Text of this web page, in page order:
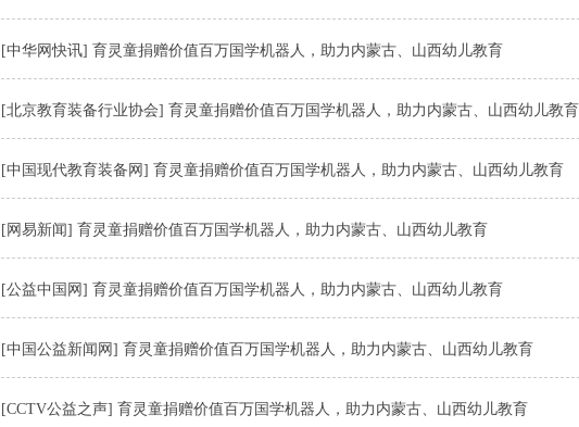
[中华网快讯] 育灵童捐赠价值百万国学机器人，助力内蒙古、山西幼儿教育
[北京教育装备行业协会] 育灵童捐赠价值百万国学机器人，助力内蒙古、山西幼儿教育
[中国现代教育装备网] 育灵童捐赠价值百万国学机器人，助力内蒙古、山西幼儿教育
[网易新闻] 育灵童捐赠价值百万国学机器人，助力内蒙古、山西幼儿教育
[公益中国网] 育灵童捐赠价值百万国学机器人，助力内蒙古、山西幼儿教育
[中国公益新闻网] 育灵童捐赠价值百万国学机器人，助力内蒙古、山西幼儿教育
[CCTV公益之声] 育灵童捐赠价值百万国学机器人，助力内蒙古、山西幼儿教育